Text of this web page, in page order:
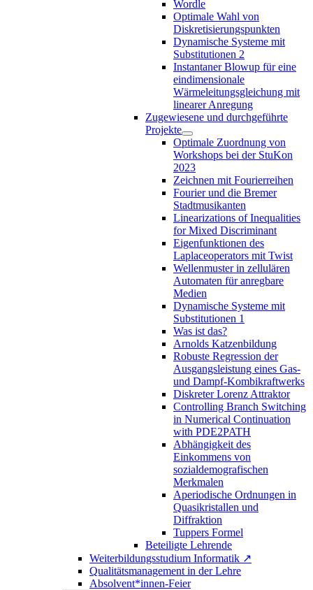
Wordle
Optimale Wahl von
Diskretisierungspunkten
Dynamische Systeme mit
Substitutionen 2
Instantaner Blowup für eine
eindimensionale
Wärmeleitungsgleichung mit
linearer Anregung
Zugewiesene und durchgeführte
Projekte
Optimale Zuordnung von
Workshops bei der StuKon
2023
Zeichnen mit Fourierreihen
Fourier und die Bremer
Stadtmusikanten
Linearizations of Inequalities
for Mixed Discriminant
Eigenfunktionen des
Laplaceoperators mit Twist
Wellenmuster in zellulären
Automaten für anregbare
Medien
Dynamische Systeme mit
Substitutionen 1
Was ist das?
Arnolds Katzenbildung
Robuste Regression der
Ausgangsleistung eines Gas-
und Dampf-Kombikraftwerks
Diskreter Lorenz Attraktor
Controlling Branch Switching
in Numerical Continuation
with PDE2PATH
Abhängigkeit des
Einkommens von
sozialdemografischen
Merkmalen
Aperiodische Ordnungen in
Quasikristallen und
Diffraktion
Tuppers Formel
Beteiligte Lehrende
Weiterbildungsstudium Informatik ↗
Qualitätsmanagement in der Lehre
Absolvent*innen-Feier